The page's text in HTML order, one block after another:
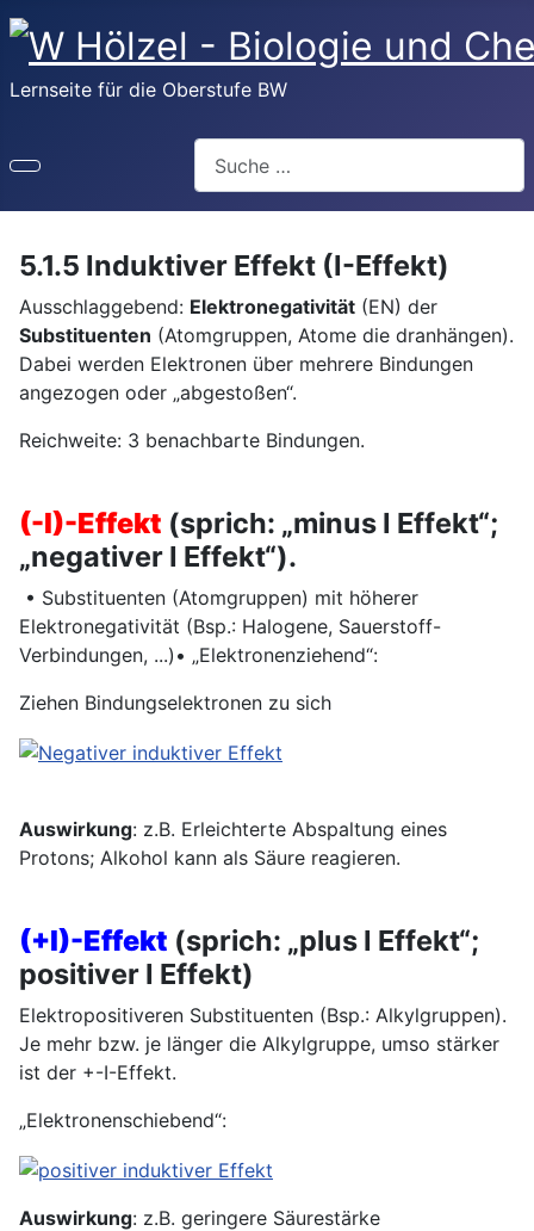
Lernseite für die Oberstufe BW
5.1.5 Induktiver Effekt (I-Effekt)
Ausschlaggebend: Elektronegativität (EN) der
Substituenten (Atomgruppen, Atome die dranhängen).
Dabei werden Elektronen über mehrere Bindungen
angezogen oder „abgestoßen“.
Reichweite: 3 benachbarte Bindungen.
(-I)-Effekt (sprich: „minus I Effekt“;
„negativer I Effekt“).
• Substituenten (Atomgruppen) mit höherer
Elektronegativität (Bsp.: Halogene, Sauerstoff-
Verbindungen, ...)• „Elektronenziehend“:
Ziehen Bindungselektronen zu sich
Auswirkung: z.B. Erleichterte Abspaltung eines
Protons; Alkohol kann als Säure reagieren.
(+I)-Effekt (sprich: „plus I Effekt“;
positiver I Effekt)
Elektropositiveren Substituenten (Bsp.: Alkylgruppen).
Je mehr bzw. je länger die Alkylgruppe, umso stärker
ist der +-I-Effekt.
„Elektronenschiebend“:
Auswirkung: z.B. geringere Säurestärke